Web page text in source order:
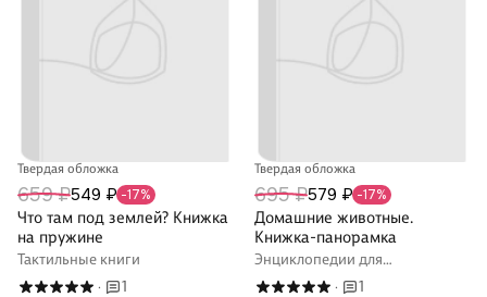
Твердая обложка
659 ₽549 ₽ -17%
Что там под землей? Книжка
на пружине
Тактильные книги
·
1
Твердая обложка
695 ₽579 ₽ -17%
Домашние животные.
Книжка-панорамка
Энциклопедии для
дошкольников
·
1